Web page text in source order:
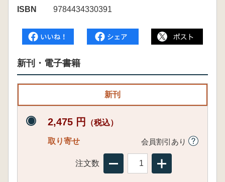
ISBN
9784434330391
新刊・電子書籍
新刊
2,475 円 （税込）
取り寄せ 会員割引あり
注文数